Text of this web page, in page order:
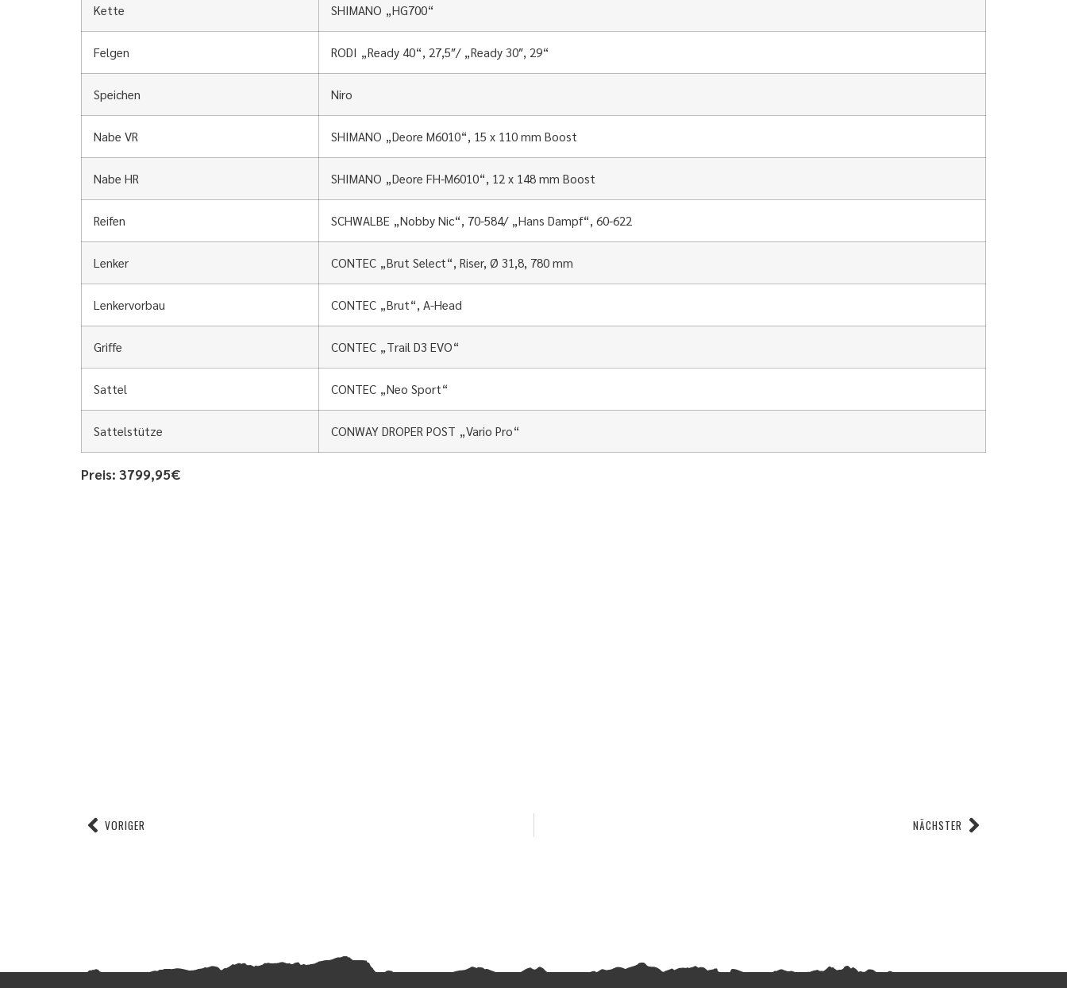
Kette SHIMANO „HG700“
Felgen RODI „Ready 40“, 27,5″/ „Ready 30″, 29“
Speichen Niro
Nabe VR SHIMANO „Deore M6010“, 15 x 110 mm Boost
Nabe HR SHIMANO „Deore FH-M6010“, 12 x 148 mm Boost
Reifen SCHWALBE „Nobby Nic“, 70-584/ „Hans Dampf“, 60-622
Lenker CONTEC „Brut Select“, Riser, Ø 31,8, 780 mm
Lenkervorbau CONTEC „Brut“, A-Head
Griffe CONTEC „Trail D3 EVO“
Sattel CONTEC „Neo Sport“
Sattelstütze CONWAY DROPER POST „Vario Pro“
Preis: 3799,95€
VORIGER NÄCHSTER